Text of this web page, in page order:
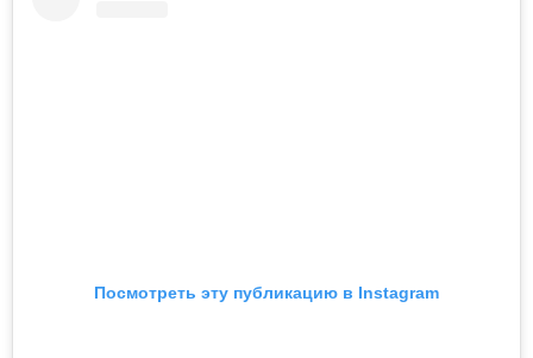
Посмотреть эту публикацию в Instagram